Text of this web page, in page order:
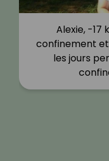
Alexie, -17
confinement et
les jours